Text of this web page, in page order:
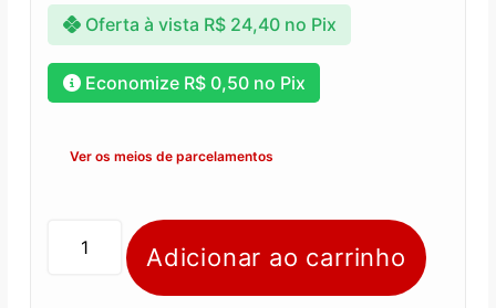
Oferta à vista R$24,40 no Pix
Economize R$0,50no Pix
Ver os meios de parcelamentos
Adicionar ao carrinho